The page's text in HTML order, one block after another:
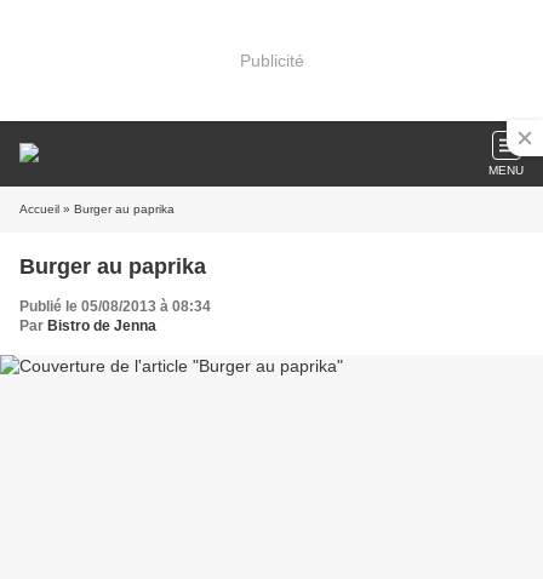
Publicité
MENU
Accueil » Burger au paprika
Burger au paprika
Publié le 05/08/2013 à 08:34
Par Bistro de Jenna